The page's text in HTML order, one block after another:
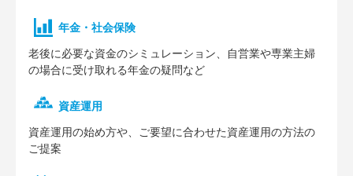
年⾦・社会保険
⽼後に必要な資⾦のシミュレーション、⾃営業や専業主婦
の場合に受け取れる年⾦の疑問など
資産運用
資産運⽤の始め⽅や、ご要望に合わせた資産運⽤の⽅法の
ご提案